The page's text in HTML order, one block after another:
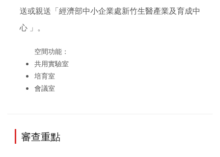
送或親送「經濟部中小企業處新竹生醫產業及育成中
心 」。
空間功能：
共用實驗室
培育室
會議室
審查重點